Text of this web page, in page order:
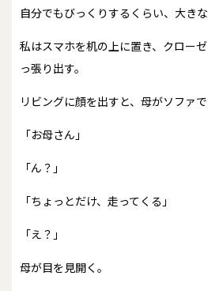
自分でもびっくりするくらい、大きな
私はスマホを机の上に置き、クロー
っ張り出す。
リビングに顔を出すと、母がソファ
「お母さん」
「ん？」
「ちょっとだけ、走ってくる」
「え？」
母が目を見開く。